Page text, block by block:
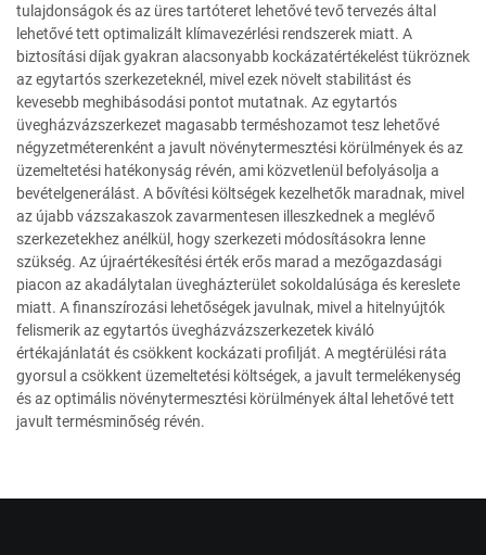
tulajdonságok és az üres tartóteret lehetővé tevő tervezés által
lehetővé tett optimalizált klímavezérlési rendszerek miatt. A
biztosítási díjak gyakran alacsonyabb kockázatértékelést tükröznek
az egytartós szerkezeteknél, mivel ezek növelt stabilitást és
kevesebb meghibásodási pontot mutatnak. Az egytartós
üvegházvázszerkezet magasabb terméshozamot tesz lehetővé
négyzetméterenként a javult növénytermesztési körülmények és az
üzemeltetési hatékonyság révén, ami közvetlenül befolyásolja a
bevételgenerálást. A bővítési költségek kezelhetők maradnak, mivel
az újabb vázszakaszok zavarmentesen illeszkednek a meglévő
szerkezetekhez anélkül, hogy szerkezeti módosításokra lenne
szükség. Az újraértékesítési érték erős marad a mezőgazdasági
piacon az akadálytalan üvegházterület sokoldalúsága és kereslete
miatt. A finanszírozási lehetőségek javulnak, mivel a hitelnyújtók
felismerik az egytartós üvegházvázszerkezetek kiváló
értékajánlatát és csökkent kockázati profilját. A megtérülési ráta
gyorsul a csökkent üzemeltetési költségek, a javult termelékenység
és az optimális növénytermesztési körülmények által lehetővé tett
javult termésminőség révén.